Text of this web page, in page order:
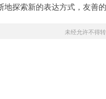
地探索新的表达方式，友善的
未经允许不得转